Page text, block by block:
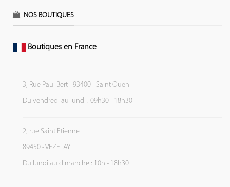
NOS BOUTIQUES
Boutiques en France
3, Rue Paul Bert - 93400 - Saint Ouen
Du vendredi au lundi : 09h30 - 18h30
2, rue Saint Etienne
89450 - VEZELAY
Du lundi au dimanche : 10h - 18h30